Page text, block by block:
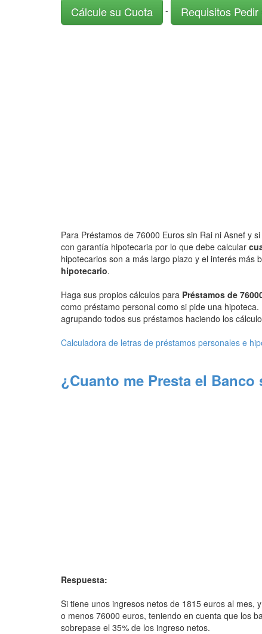
Cálcule su Cuota - Requisitos
Para Préstamos de 76000 Euros sin Rai ni Asnef y
con garantía hipotecaria por lo que debe calcular
hipotecarios son a más largo plazo y el interés más
hipotecario.
Haga sus propios cálculos para Préstamos de
como préstamo personal como si pide una
agrupando todos sus préstamos haciendo los
Calculadora de letras de préstamos personales e
¿Cuanto me Presta el
Respuesta:
Si tiene unos ingresos netos de 1815 euros al mes,
o menos 76000 euros, teniendo en cuenta que los
sobrepase el 35% de los ingreso netos.